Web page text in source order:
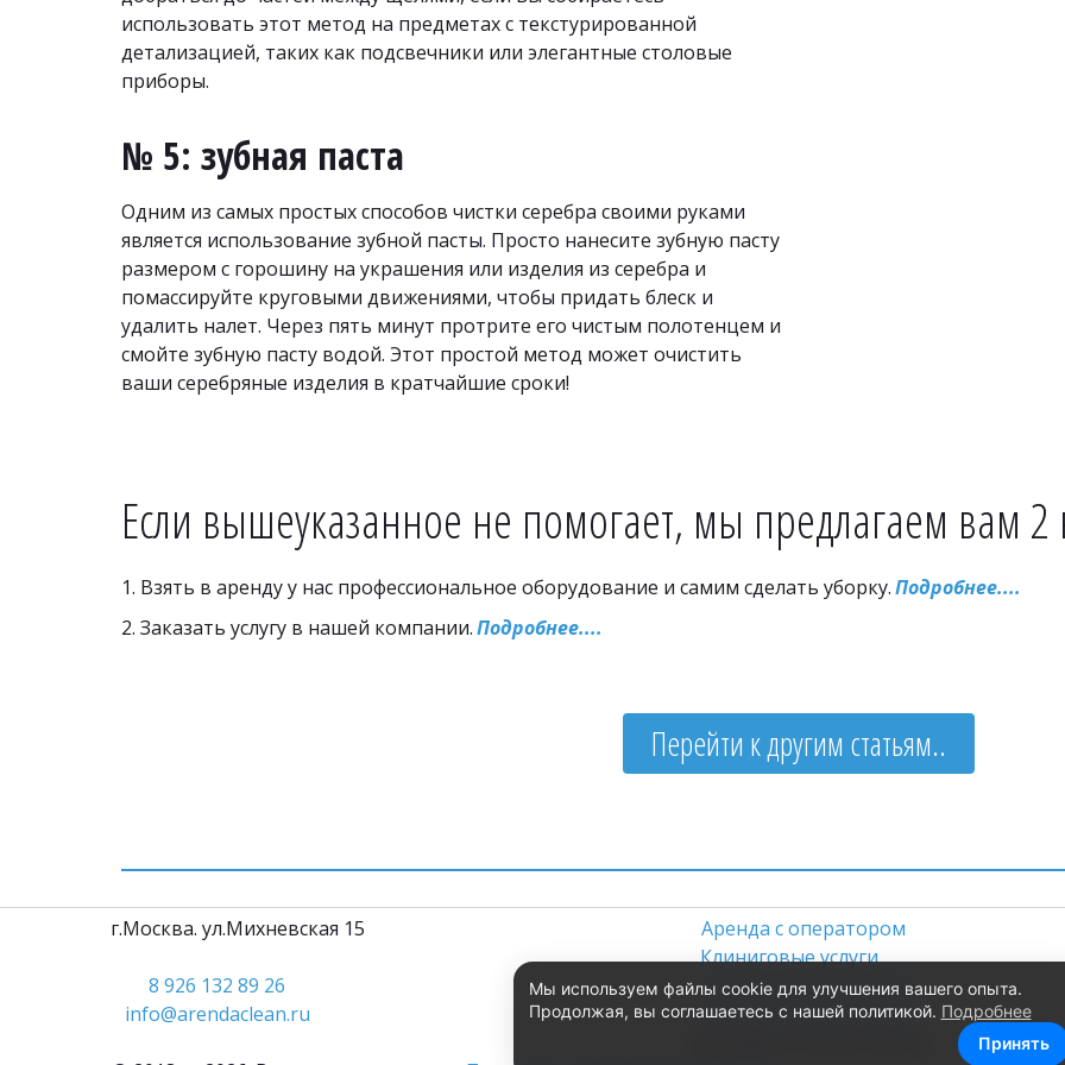
использовать этот метод на предметах с текстурированной
детализацией, таких как подсвечники или элегантные столовые
приборы.
№ 5: зубная паста
Одним из самых простых способов чистки серебра своими руками
является использование зубной пасты. Просто нанесите зубную пасту
размером с горошину на украшения или изделия из серебра и
помассируйте круговыми движениями, чтобы придать блеск и
удалить налет. Через пять минут протрите его чистым полотенцем и
смойте зубную пасту водой. Этот простой метод может очистить
ваши серебряные изделия в кратчайшие сроки!
Если вышеуказанное не помогает, мы предлагаем вам 2
1. Взять в аренду у нас профессиональное оборудование и самим сделать уборку. Подробнее....
2. Заказать услугу в нашей компании. Подробнее....
Перейти к другим статьям..
         г.Москва. ул.Михневская 15
Аренда с оператором
Клиниговые услуги
8 926 132 89 26
Подбор оборудования
info@arendaclean.ru
  Ремонт оборудования
Мы используем файлы cookie для улучшения вашего опыта.
Продолжая, вы соглашаетесь с нашей политикой. Подробнее
Принять